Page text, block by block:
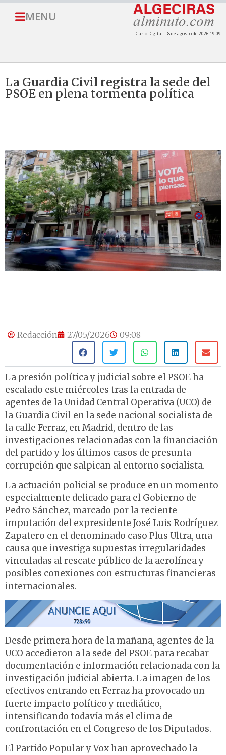
MENU
Diario Digital | 8 de agosto de 2026 19:09
La Guardia Civil registra la sede del
PSOE en plena tormenta política
Redacción 27/05/2026 09:08
La presión política y judicial sobre el PSOE ha
escalado este miércoles tras la entrada de
agentes de la Unidad Central Operativa (UCO) de
la Guardia Civil en la sede nacional socialista de
la calle Ferraz, en Madrid, dentro de las
investigaciones relacionadas con la financiación
del partido y los últimos casos de presunta
corrupción que salpican al entorno socialista.
La actuación policial se produce en un momento
especialmente delicado para el Gobierno de
Pedro Sánchez, marcado por la reciente
imputación del expresidente José Luis Rodríguez
Zapatero en el denominado caso Plus Ultra, una
causa que investiga supuestas irregularidades
vinculadas al rescate público de la aerolínea y
posibles conexiones con estructuras financieras
internacionales.
Desde primera hora de la mañana, agentes de la
UCO accedieron a la sede del PSOE para recabar
documentación e información relacionada con la
investigación judicial abierta. La imagen de los
efectivos entrando en Ferraz ha provocado un
fuerte impacto político y mediático,
intensificando todavía más el clima de
confrontación en el Congreso de los Diputados.
El Partido Popular y Vox han aprovechado la